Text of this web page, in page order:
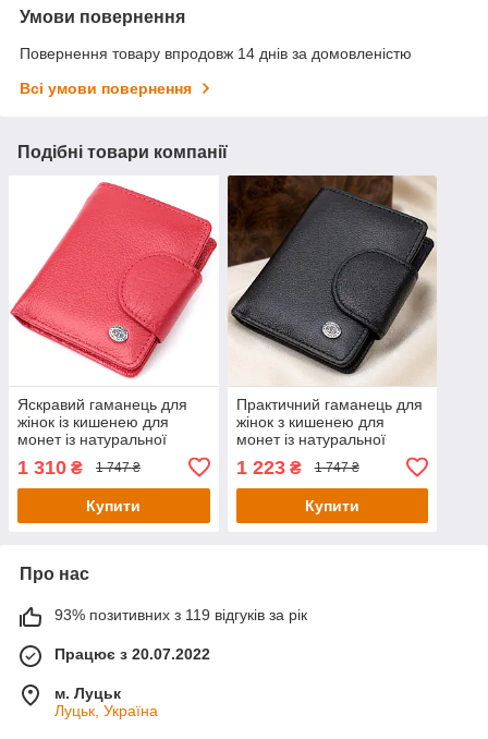
Умови повернення
Повернення товару впродовж 14 днів за домовленістю
Всі умови повернення
Подібні товари компанії
Яскравий гаманець для
жінок із кишенею для
монет із натуральної
Червоний
1 310 ₴ 1 747 ₴
Купити
Практичний гаманець для
жінок з кишенею для
монет із натуральної
Чорний
1 223₴ 1 747 ₴
Купити
Про нас
93% позитивних з 119 відгуків за рік
Працює з 20.07.2022
м. Луцьк
Луцьк, Україна